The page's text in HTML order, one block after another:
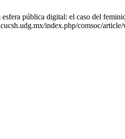
pública digital: el caso del
index.php/comsoc/article/